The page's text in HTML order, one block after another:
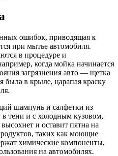
ошибок, приводящая к
при мытье автомобиля.
в процедуре и
когда мойка начинается
загрязнения авто — щетка
была в крыле, царапая краску
шампунь и салфетки из
тени и с холодным кузовом,
и оставит пятна на
таких как моющие
химические компоненты,
на автомобилях.